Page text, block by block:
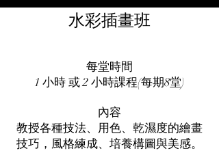
水彩插畫班
每堂時間
1 小時 或 2 小時課程(每期8堂)
內容
教授各種技法、用色、乾濕度的繪畫
技巧，風格練成、培養構圖與美感。